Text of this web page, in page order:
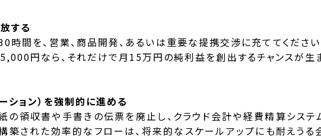
する
間を、営業、商品開発、あるいは重要な提携交渉に充ててください
円なら、それだけで月15万円の純利益を創出するチャンスが生
ション）を強制的に進める
の領収書や手書きの伝票を廃止し、クラウド会計や経費精算システ
築された効率的なフローは、将来的なスケールアップにも耐えうる